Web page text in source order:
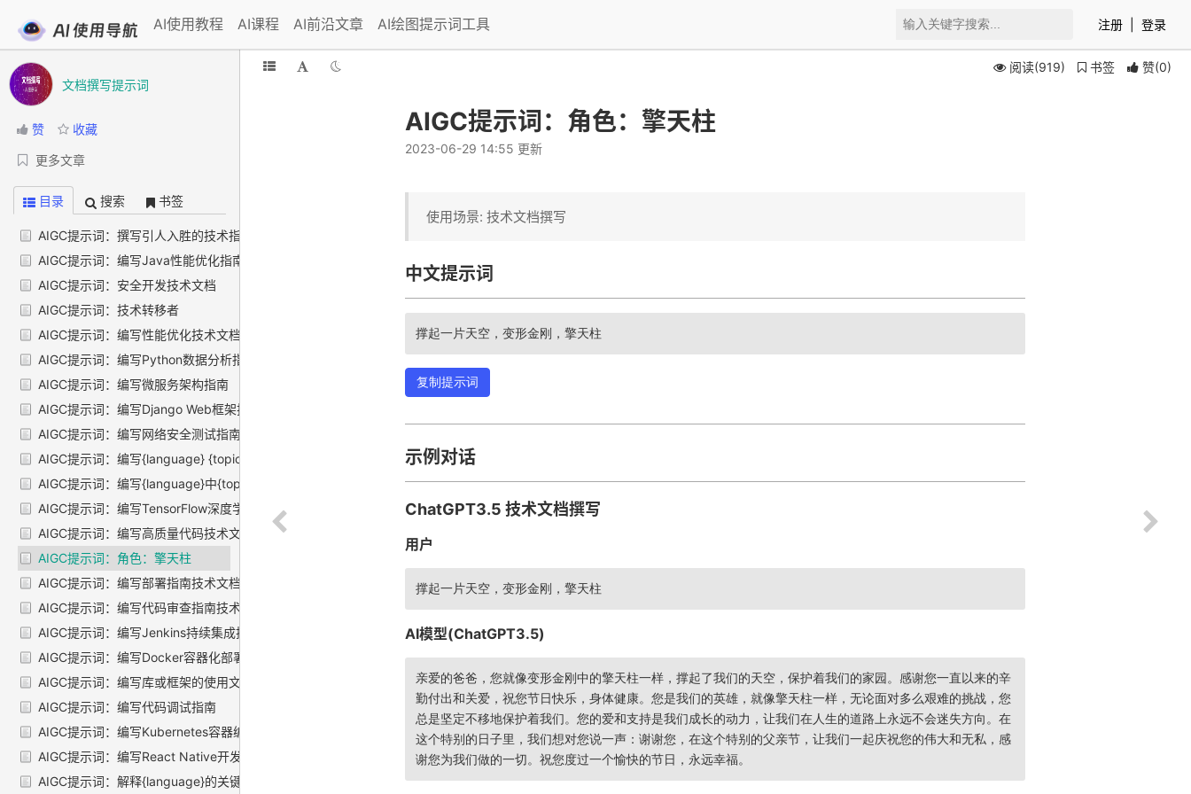
AI使用教程 AI课程 AI前沿文章 AI绘图提示词工具 注册 登录
文档撰写提示词
赞 收藏
更多文章
目录 搜索 书签
AIGC提示词：撰写引人入胜的技术指南
AIGC提示词：编写Java性能优化指南技术文档
AIGC提示词：安全开发技术文档
AIGC提示词：技术转移者
AIGC提示词：编写性能优化技术文档
AIGC提示词：编写Python数据分析指南
AIGC提示词：编写微服务架构指南
AIGC提示词：编写Django Web框架技术文档
AIGC提示词：编写网络安全测试指南技术文档
AIGC提示词：编写{language} {topic} API文档
AIGC提示词：编写{language}中{topic}主题的教程
AIGC提示词：编写TensorFlow深度学习指南
AIGC提示词：编写高质量代码技术文档
AIGC提示词：角色：擎天柱
AIGC提示词：编写部署指南技术文档
AIGC提示词：编写代码审查指南技术文档
AIGC提示词：编写Jenkins持续集成技术文档
AIGC提示词：编写Docker容器化部署文档
AIGC提示词：编写库或框架的使用文档
AIGC提示词：编写代码调试指南
AIGC提示词：编写Kubernetes容器编排指南
AIGC提示词：编写React Native开发文档
AIGC提示词：解释{language}的关键概念
阅读(919) 书签 赞(0)
AIGC提示词：角色：擎天柱
2023-06-29 14:55 更新
使用场景: 技术文档撰写
中文提示词
撑起一片天空，变形金刚，擎天柱
复制提示词
示例对话
ChatGPT3.5 技术文档撰写
用户
撑起一片天空，变形金刚，擎天柱
AI模型(ChatGPT3.5)
亲爱的爸爸，您就像变形金刚中的擎天柱一样，撑起了我们的天空，保护着我们的家园。感谢您一直以来的辛
勤付出和关爱，祝您节日快乐，身体健康。您是我们的英雄，就像擎天柱一样，无论面对多么艰难的挑战，您
总是坚定不移地保护着我们。您的爱和支持是我们成长的动力，让我们在人生的道路上永远不会迷失方向。在
这个特别的日子里，我们想对您说一声：谢谢您，在这个特别的父亲节，让我们一起庆祝您的伟大和无私，感
谢您为我们做的一切。祝您度过一个愉快的节日，永远幸福。